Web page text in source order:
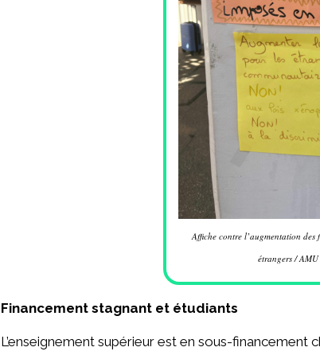
Affiche contre l’augmentation
étrangers /
Financement stagnant et étudiants
L’enseignement supérieur est en sous-financement